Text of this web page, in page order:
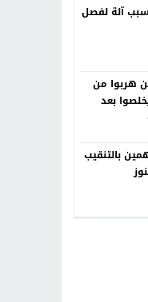
آلة لفصل
هربوا من
بعد
بالتنقيب